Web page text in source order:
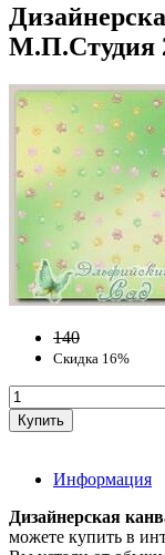
М.П.Студия
140
Скидка 16%
Информация
Дизайнерская
можете купить в